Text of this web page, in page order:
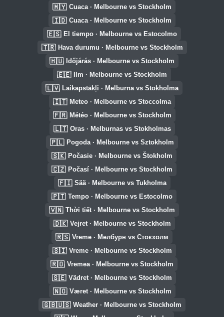
🇲🇾 Cuaca · Melbourne vs Stockholm
🇮🇩 Cuaca · Melbourne vs Stockholm
🇪🇸 El tiempo · Melbourne vs Estocolmo
🇹🇷 Hava durumu · Melbourne vs Stockholm
🇭🇺 Időjárás · Melbourne vs Stockholm
🇪🇪 Ilm · Melbourne vs Stockholm
🇱🇻 Laikapstākļi · Melburna vs Stokholma
🇮🇹 Meteo · Melbourne vs Stoccolma
🇫🇷 Météo · Melbourne vs Stockholm
🇱🇹 Oras · Melburnas vs Stokholmas
🇵🇱 Pogoda · Melbourne vs Sztokholm
🇸🇰 Počasie · Melbourne vs Štokholm
🇨🇿 Počasí · Melbourne vs Stockholm
🇫🇮 Sää · Melbourne vs Tukholma
🇵🇹 Tempo · Melbourne vs Estocolmo
🇻🇳 Thời tiết · Melbourne vs Stockholm
🇩🇰 Vejret · Melbourne vs Stockholm
🇷🇸 Vreme · Мелбурн vs Стокхолм
🇸🇮 Vreme · Melbourne vs Stockholm
🇷🇴 Vremea · Melbourne vs Stockholm
🇸🇪 Vädret · Melbourne vs Stockholm
🇳🇴 Været · Melbourne vs Stockholm
🇬🇧🇺🇸 Weather · Melbourne vs Stockholm